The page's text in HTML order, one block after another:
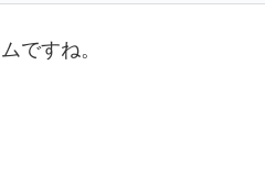
ですね。